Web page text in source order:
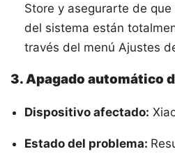
Store y asegurarte de
del sistema están
través del menú Ajustes
3. Apagado automático
Dispositivo afectado:
Estado del problema: